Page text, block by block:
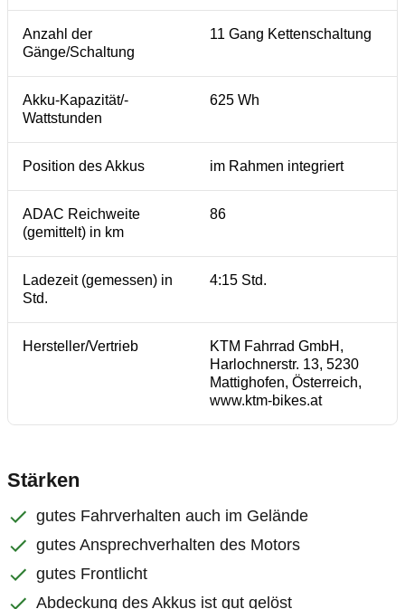
Anzahl der
Gänge/Schaltung
11 Gang Kettenschaltung
Akku-Kapazität/-
Wattstunden
625 Wh
Position des Akkus im Rahmen integriert
ADAC Reichweite
(gemittelt) in km
86
Ladezeit (gemessen) in
Std.
4:15 Std.
Hersteller/Vertrieb
KTM Fahrrad GmbH,
Harlochnerstr. 13, 5230
Mattighofen, Österreich,
www.ktm-bikes.at
Stärken
gutes Fahrverhalten auch im Gelände
gutes Ansprechverhalten des Motors
gutes Frontlicht
Abdeckung des Akkus ist gut gelöst